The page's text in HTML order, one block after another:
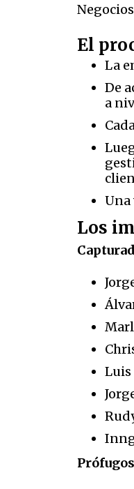
El
La
De
a
Una
Los
Luis
Prófugos